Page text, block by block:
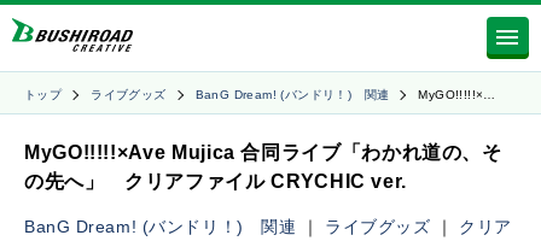
トップ ライブグッズ BanG Dream! (バンドリ！) 関連 MyGO!!!!!×…
MyGO!!!!!×Ave Mujica 合同ライブ「わかれ道の、そ
の先へ」 クリアファイル CRYCHIC ver.
BanG Dream! (バンドリ！) 関連 ｜ ライブグッズ ｜ クリア